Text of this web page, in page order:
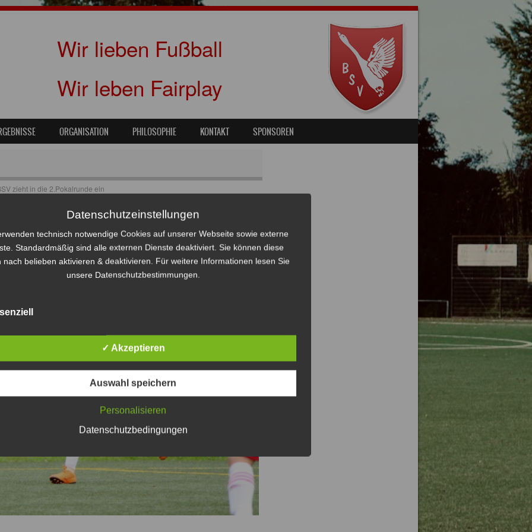
Wir lieben Fußball
Wir leben Fairplay
ORGANISATION PHILOSOPHIE KONTAKT SPONSOREN
zieht in die 2.Pokalrunde ein
Datenschutzeinstellungen
technisch notwendige Cookies auf unserer Webseite sowie externe
Standardmäßig sind alle externen Dienste deaktiviert. Sie können diese
nach belieben aktivieren & deaktivieren. Für weitere Informationen lesen Sie
unsere Datenschutzbestimmungen.
✓ Akzeptieren
Auswahl speichern
Personalisieren
Datenschutzbedingungen